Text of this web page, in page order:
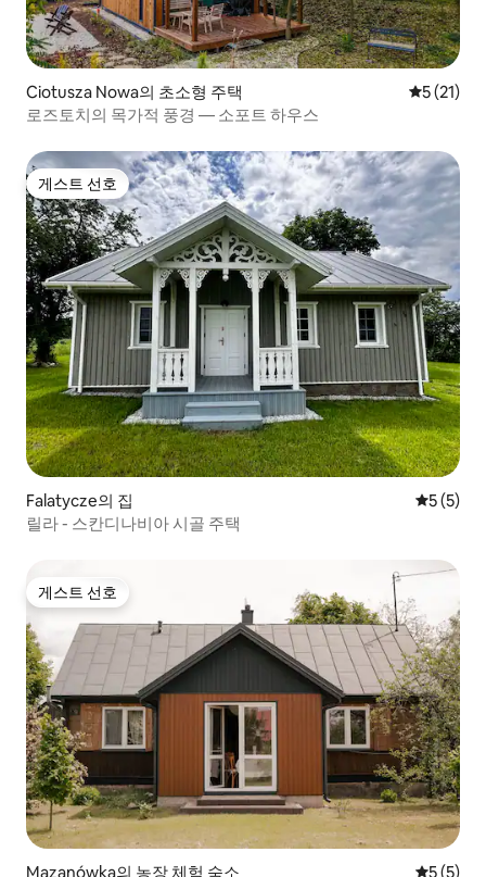
Ciotusza Nowa의 초소형 주택 평점 5점
5 (21)
로즈토치의 목가적 풍경 — 소포트 하우스
게스트 선호
게스트 선호
Falatycze의 집 평점 5점
5 (5)
릴라 - 스칸디나비아 시골 주택
게스트 선호
게스트 선호
Mazanówka의 농장 체험 숙소 평점 5점
5 (5)